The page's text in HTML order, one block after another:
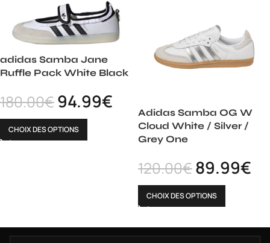
adidas Samba Jane
Ruffle Pack White Black
180.00€94.99€
CHOIX DES OPTIONS
Adidas Samba OG W
Cloud White / Silver /
Grey One
120.00€89.99€
CHOIX DES OPTIONS